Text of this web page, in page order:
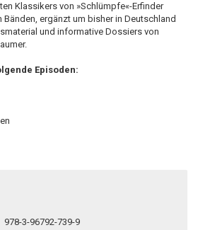
Klassikers von »Schlümpfe«-Erfinder
Bänden, ergänzt um bisher in Deutschland
und informative Dossiers von
Episoden:
978-3-96792-739-9